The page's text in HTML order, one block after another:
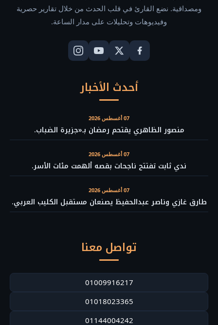
ومصداقية. نضع القارئ في قلب الحدث من خلال تقارير حصرية
وفيديوهات وتحليلات على مدار الساعة.
أحدث الأخبار
07 أغسطس 2026
منصور الظاهري يقتحم رمضان بـ«جزيرة الضباب.
07 أغسطس 2026
ندي ثابت تفتتح ناجحات بقصه ألهمت مئات الأسر.
07 أغسطس 2026
طارق غازي وناصر عبدالحفيظ يصنعان مستقبل الكليب العربي.
تواصل معنا
01009916217
01018023365
01144004242